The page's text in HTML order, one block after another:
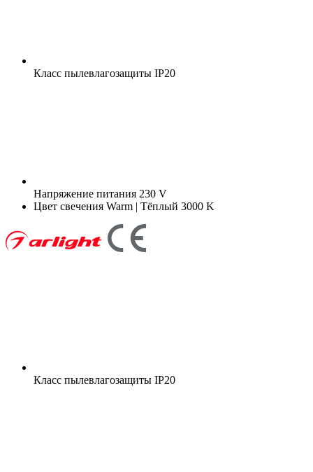
Класс пылевлагозащиты IP20
Напряжение питания 230 V
Цвет свечения Warm | Тёплый 3000 K
Класс пылевлагозащиты IP20